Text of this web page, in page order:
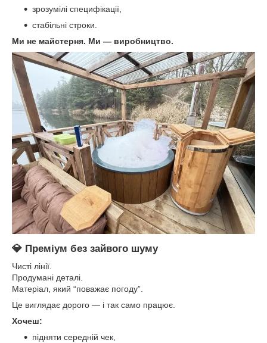
зрозумілі специфікації,
стабільні строки.
Ми не майстерня. Ми — виробництво.
💎 Преміум без зайвого шуму
Чисті лінії.
Продумані деталі.
Матеріал, який “поважає погоду”.
Це виглядає дорого — і так само працює.
Хочеш:
підняти середній чек,